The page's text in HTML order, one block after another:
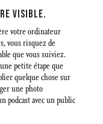
VISIBLE.
votre ordinateur
vous risquez de
que vous suiviez.
petite étape que
quelque chose sur
une photo
podcast avec un public